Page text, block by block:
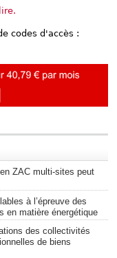
codes d'accès :
ZAC multi-sites peut
à l’épreuve des
en matière énergétique
des collectivités
de biens